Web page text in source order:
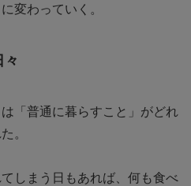
変わっていく。
「普通に暮らすこと」がどれ
。
しまう日もあれば、何も食べ